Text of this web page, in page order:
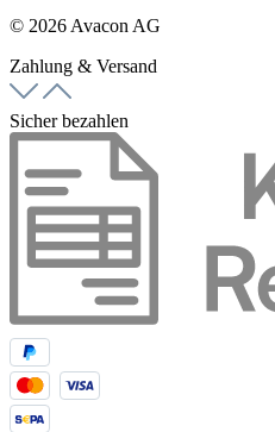
© 2026 Avacon AG
Zahlung & Versand
Sicher bezahlen